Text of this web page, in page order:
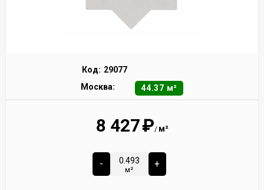
Код: 29077
Москва:
44.37 м²
8 427₽/ м²
-
м²
+